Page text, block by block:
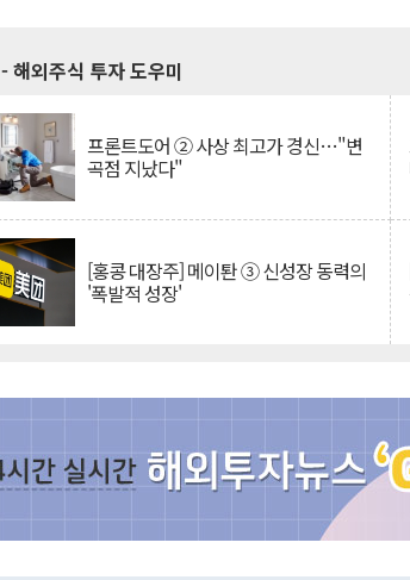
- 해외주식 투자 도우미
프론트도어 ② 사상 최고가 경신…"변
곡점 지났다"
[홍콩 대장주] 메이퇀 ③ 신성장 동력의
'폭발적 성장'